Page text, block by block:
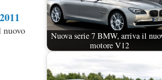
nuovo
Nuova serie 7 BMW, arriva il
motore V12